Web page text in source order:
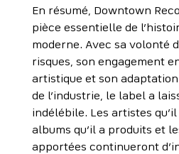
En résumé, Downtown
pièce essentielle de
moderne. Avec sa volonté
risques, son engagement
artistique et son
de l’industrie, le label a
indélébile. Les artistes
albums qu’il a produits et
apportées continueront